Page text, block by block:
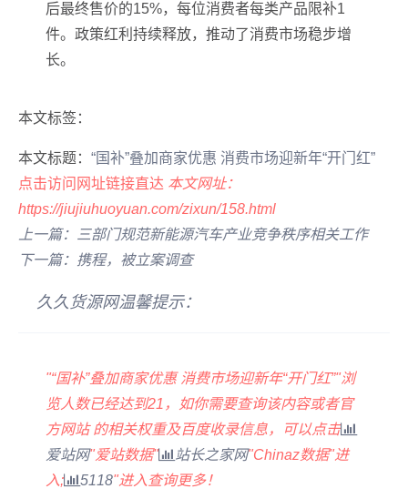
后最终售价的15%，每位消费者每类产品限补1
件。政策红利持续释放，推动了消费市场稳步增
长。
本文标签：
本文标题： “国补”叠加商家优惠 消费市场迎新年“开门红”
点击访问网址链接直达 本文网址：
https://jiujiuhuoyuan.com/zixun/158.html
上一篇：三部门规范新能源汽车产业竞争秩序相关工作
下一篇：携程，被立案调查
久久货源网温馨提示：
"“国补”叠加商家优惠 消费市场迎新年“开门红”"浏
览人数已经达到21 ，如你需要查询该内容或者官
方网站 的相关权重及百度收录信息，可以点击
爱站网"爱站数据" 站长之家网"Chinaz数据"进
入;
5118"进入查询更多！